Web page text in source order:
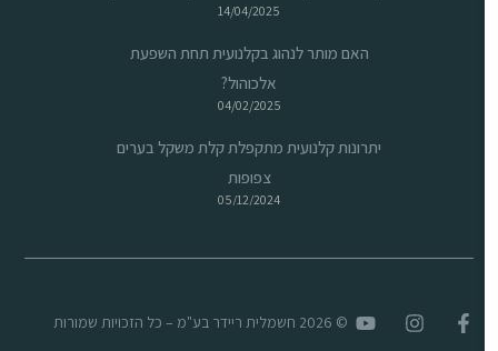
14/04/2025
האם מותר לנהוג בקלנועית תחת השפעת
אלכוהול?
04/02/2025
יתרונות קלנועית מתקפלת קלת משקל בערים
צפופות
05/12/2024
© 2026 חשמלית ריידר בע"מ – כל הזכויות שמורות